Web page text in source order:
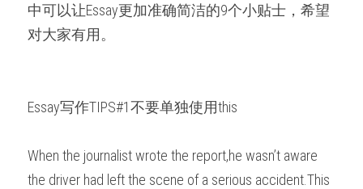
工作简历制作
代码&分析工具
微信客服：ESSAYEXPERT-
中可以让Essay更加准确简洁的9个小贴士，希望
对大家有用。
Essay写作TIPS#1不要单独使用this
When the journalist wrote the report,he wasn’t aware
the driver had left the scene of a serious accident.This